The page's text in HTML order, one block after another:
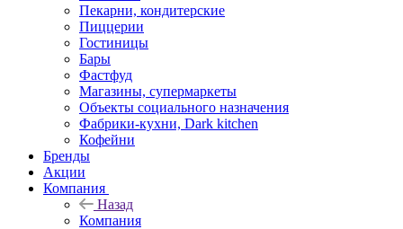
Пекарни, кондитерские
Пиццерии
Гостиницы
Бары
Фастфуд
Магазины, супермаркеты
Объекты социального назначения
Фабрики-кухни, Dark kitchen
Кофейни
Бренды
Акции
Компания
Назад
Компания